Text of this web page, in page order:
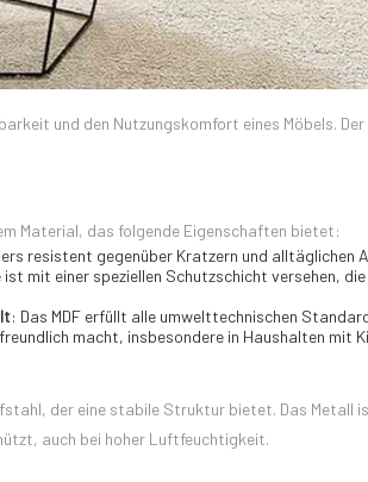
und den Nutzungskomfort eines Möbels.
Material, das folgende Eigenschaften bietet:
resistent gegenüber Kratzern und alltäglichen
ist mit einer speziellen Schutzschicht versehen,
: Das MDF erfüllt alle umwelttechnischen
macht, insbesondere in Haushalten mit
der eine stabile Struktur bietet. Das Metall
auch bei hoher Luftfeuchtigkeit.